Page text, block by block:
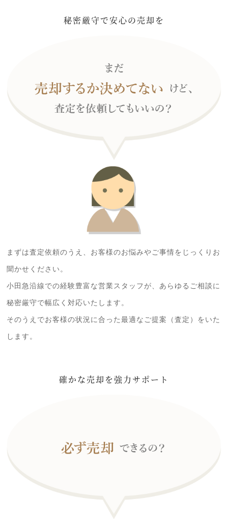
秘密厳守で安心の売却を
まずは査定依頼のうえ、お客様のお悩みやご事情をじっくりお
聞かせください。
小田急沿線での経験豊富な営業スタッフが、あらゆるご相談に
秘密厳守で幅広く対応いたします。
そのうえでお客様の状況に合った最適なご提案（査定）をいた
します。
確かな売却を強力サポート